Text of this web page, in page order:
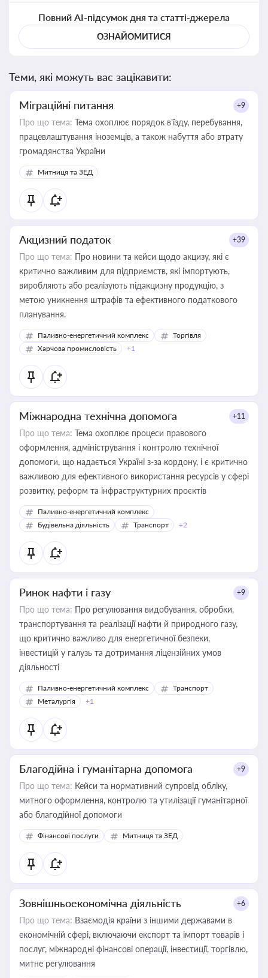
Повний AI-підсумок дня та статті-джерела
ОЗНАЙОМИТИСЯ
Теми, які можуть вас зацікавити:
Міграційні питання +9
Про що тема: Тема охоплює порядок в’їзду, перебування,
працевлаштування іноземців, а також набуття або втрату
громадянства України
Митниця та ЗЕД
Акцизний податок +39
Про що тема: Про новини та кейси щодо акцизу, які є
критично важливим для підприємств, які імпортують,
виробляють або реалізують підакцизну продукцію, з
метою уникнення штрафів та ефективного податкового
планування.
Паливно-енергетичний комплекс
Торгівля
Харчова промисловість
+1
Міжнародна технічна допомога +11
Про що тема: Тема охоплює процеси правового
оформлення, адміністрування і контролю технічної
допомоги, що надається Україні з-за кордону, і є критично
важливою для ефективного використання ресурсів у сфері
розвитку, реформ та інфраструктурних проєктів
Паливно-енергетичний комплекс
Будівельна діяльність
Транспорт +2
Ринок нафти і газу +9
Про що тема: Про регулювання видобування, обробки,
транспортування та реалізації нафти й природного газу,
що критично важливо для енергетичної безпеки,
інвестицій у галузь та дотримання ліцензійних умов
діяльності
Паливно-енергетичний комплекс
Транспорт
Металургія
+1
Благодійна і гуманітарна допомога +9
Про що тема: Кейси та нормативний супровід обліку,
митного оформлення, контролю та утилізації гуманітарної
або благодійної допомоги
Фінансові послуги Митниця та ЗЕД
Зовнішньоекономічна діяльність +6
Про що тема: Взаємодія країни з іншими державами в
економічній сфері, включаючи експорт та імпорт товарів і
послуг, міжнародні фінансові операції, інвестиції, торгівлю,
митне регулювання